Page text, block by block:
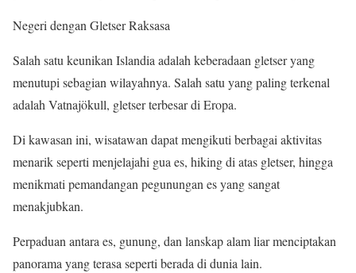
Negeri dengan Gletser Raksasa
Salah satu keunikan Islandia adalah keberadaan gletser yang
menutupi sebagian wilayahnya. Salah satu yang paling terkenal
adalah Vatnajökull, gletser terbesar di Eropa.
Di kawasan ini, wisatawan dapat mengikuti berbagai aktivitas
menarik seperti menjelajahi gua es, hiking di atas gletser, hingga
menikmati pemandangan pegunungan es yang sangat
menakjubkan.
Perpaduan antara es, gunung, dan lanskap alam liar menciptakan
panorama yang terasa seperti berada di dunia lain.